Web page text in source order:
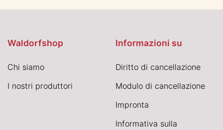
Waldorfshop
Chi siamo
I nostri produttori
Informazioni su
Diritto di cancellazione
Modulo di cancellazione
Impronta
Informativa sulla